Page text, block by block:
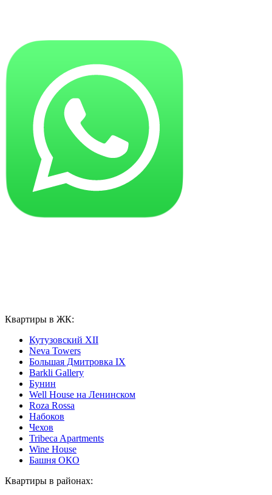
Квартиры в ЖК:
Кутузовский XII
Neva Towers
Большая Дмитровка IX
Barkli Gallery
Бунин
Well House на Ленинском
Roza Rossa
Набоков
Чехов
Tribeca Apartments
Wine House
Башня ОКО
Квартиры в районах: